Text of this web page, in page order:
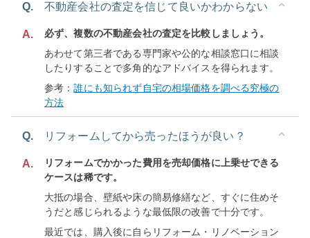
Q. 不動産会社の査定を信じて良いかわからない
A.
必ず、複数の不動産会社の査定を比較しましょう。
あわせて第三者である専門家や公的な相談窓口に相談
したりすることで多角的なアドバイスを得られます。
参考：誰にも知られず自宅の相場価格を調べる究極の
方法
Q. リフォームしてから売ったほうが良い？
A.
リフォームでかかった費用を売却価格に上乗せできる
ケースは稀です。
大抵の場合、壁紙や床の簡易修繕など、すぐに住めそ
うだと感じられるような最低限の改善で十分です。
最近では、購入後に自らリフォーム・リノベーション